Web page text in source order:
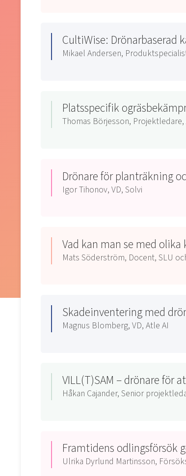
CultiWise: Drönarbaserad
Mikael Andersen,
Platsspecifik
Thomas Börjesson,
Drönare för planträkning
Igor Tihonov, VD, Solvi
Vad kan man se med
Mats Söderström, Docent, SLU
Skadeinventering med
Magnus Blomberg, VD, Atle AI
VILL(T)SAM – drönare för
Håkan Cajander, Senior
Framtidens odlingsförsök
Ulrika Dyrlund Martinsson,